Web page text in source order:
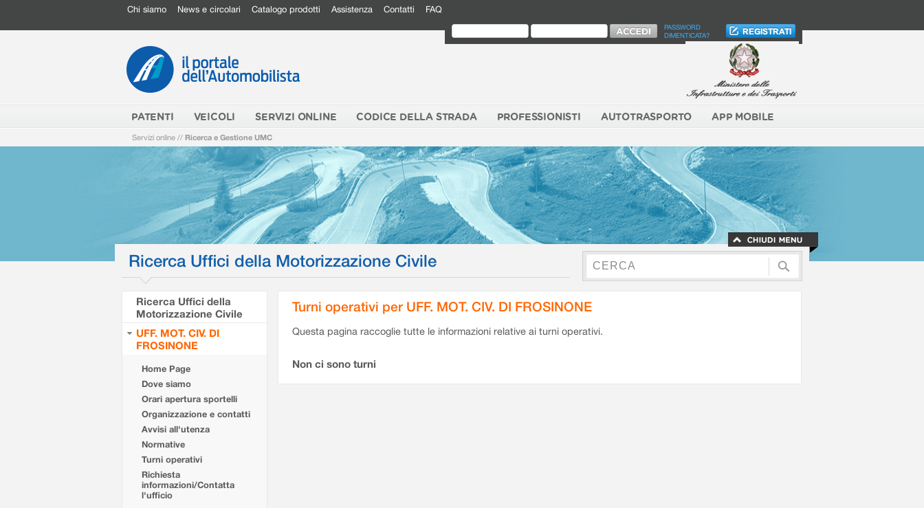
Chi siamo News e circolari Catalogo prodotti Assistenza Contatti FAQ
PASSWORD
DIMENTICATA?
PATENTI VEICOLI SERVIZI ONLINE CODICE DELLA STRADA PROFESSIONISTI AUTOTRASPORTO APP MOBILE
Servizi online // Ricerca e Gestione UMC
Ricerca Uffici della Motorizzazione Civile
Ricerca Uffici della
Motorizzazione Civile
UFF. MOT. CIV. DI
FROSINONE
Home Page
Dove siamo
Orari apertura sportelli
Organizzazione e contatti
Avvisi all'utenza
Normative
Turni operativi
Richiesta
informazioni/Contatta
l'ufficio
Turni operativi per UFF. MOT. CIV. DI FROSINONE
Questa pagina raccoglie tutte le informazioni relative ai turni operativi.
Non ci sono turni